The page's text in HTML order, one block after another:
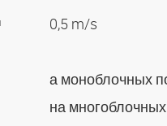
0,5 m/s
а моноблочных
на